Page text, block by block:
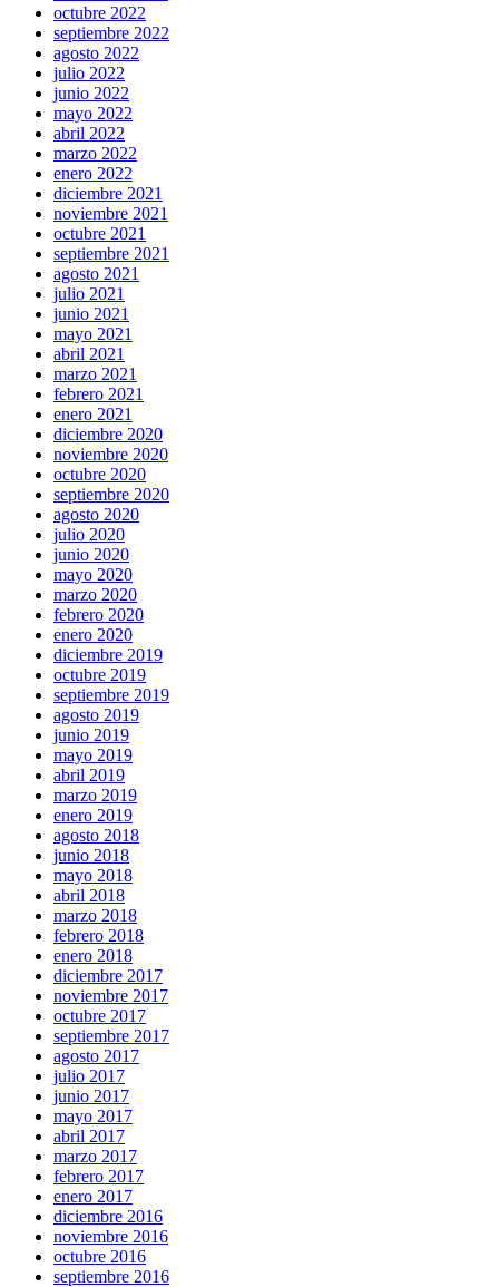
octubre 2022
septiembre 2022
agosto 2022
julio 2022
junio 2022
mayo 2022
abril 2022
marzo 2022
enero 2022
diciembre 2021
noviembre 2021
octubre 2021
septiembre 2021
agosto 2021
julio 2021
junio 2021
mayo 2021
abril 2021
marzo 2021
febrero 2021
enero 2021
diciembre 2020
noviembre 2020
octubre 2020
septiembre 2020
agosto 2020
julio 2020
junio 2020
mayo 2020
marzo 2020
febrero 2020
enero 2020
diciembre 2019
octubre 2019
septiembre 2019
agosto 2019
junio 2019
mayo 2019
abril 2019
marzo 2019
enero 2019
agosto 2018
junio 2018
mayo 2018
abril 2018
marzo 2018
febrero 2018
enero 2018
diciembre 2017
noviembre 2017
octubre 2017
septiembre 2017
agosto 2017
julio 2017
junio 2017
mayo 2017
abril 2017
marzo 2017
febrero 2017
enero 2017
diciembre 2016
noviembre 2016
octubre 2016
septiembre 2016